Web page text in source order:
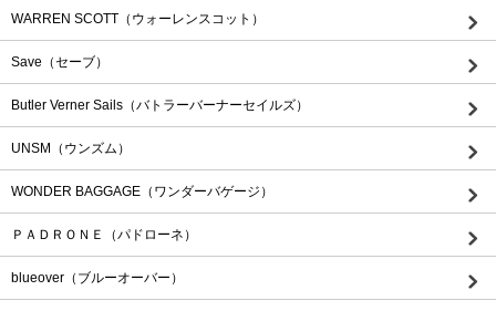
WARREN SCOTT（ウォーレンスコット）
Save（セーブ）
Butler Verner Sails（バトラーバーナーセイルズ）
UNSM（ウンズム）
WONDER BAGGAGE（ワンダーバゲージ）
ＰＡＤＲＯＮＥ（パドローネ）
blueover（ブルーオーバー）